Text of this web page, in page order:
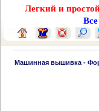
Легкий и
Машинная вышивка -